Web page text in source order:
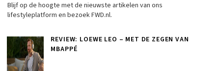
Blijf op de hoogte met de nieuwste artikelen van ons
lifestyleplatform en bezoek FWD.nl.
REVIEW: LOEWE LEO – MET DE ZEGEN VAN
MBAPPÉ